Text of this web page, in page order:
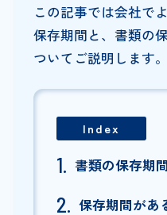
この記事では会社で
保存期間と、書類の
ついてご説明します。
Index
書類の保存期
保存期間があ